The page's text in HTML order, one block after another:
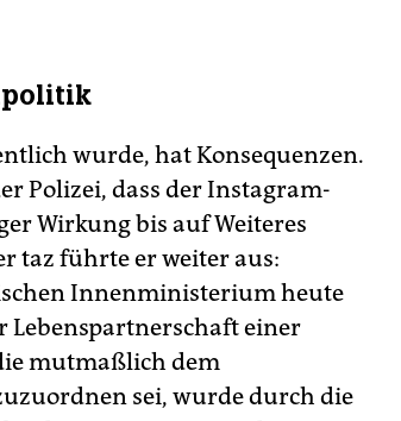
wurde, hat Konsequenzen.
Polizei, dass der Instagram-
Wirkung bis auf Weiteres
taz führte er weiter aus:
Innenministerium heute
Lebenspartnerschaft einer
mutmaßlich dem
sei, wurde durch die